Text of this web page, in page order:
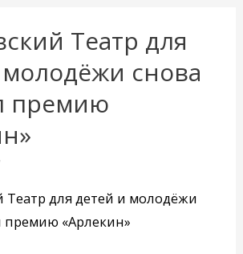
Театр для
снова
премию